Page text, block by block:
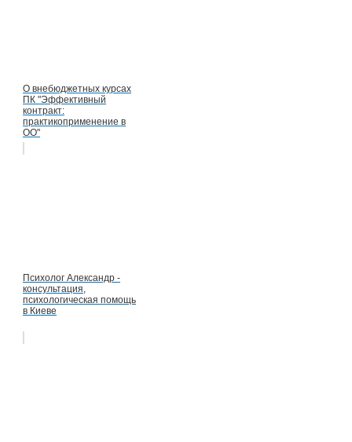
О внебюджетных курсах
ПК "Эффективный
контракт:
практикоприменение в
ОО"
Психолог Александр -
консультация,
психологическая помощь
в Киеве